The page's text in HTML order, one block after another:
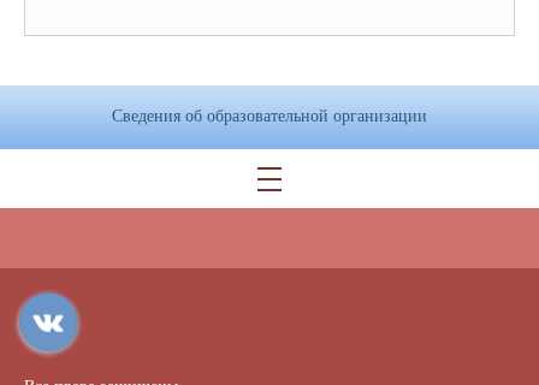
Сведения об образовательной организации